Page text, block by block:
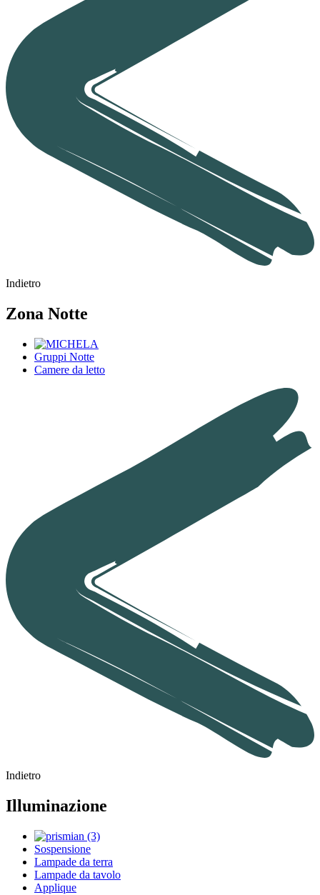
Indietro
Zona Notte
Gruppi Notte
Camere da letto
Indietro
Illuminazione
Sospensione
Lampade da terra
Lampade da tavolo
Applique